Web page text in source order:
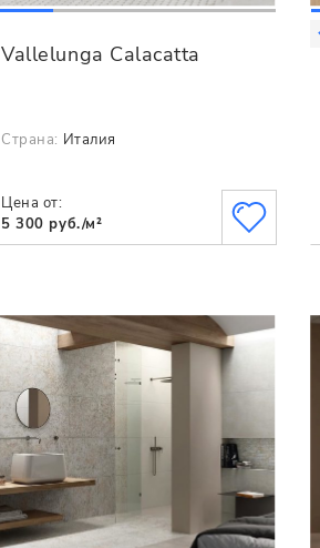
Vallelunga Calacatta
Страна: Италия
Цена от:
5 300 руб./м²